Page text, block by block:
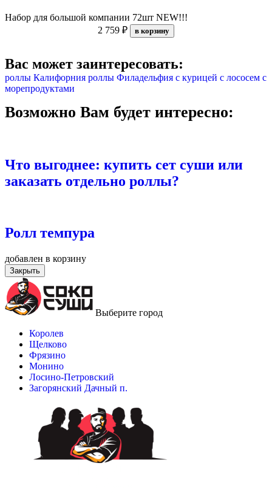
Набор для большой компании 72шт NEW!!!
2 759 ₽
в корзину
Вас может заинтересовать:
роллы Калифорния роллы Филадельфия с курицей с лососем с
морепродуктами
Возможно Вам будет интересно:
Что выгоднее: купить сет суши или
заказать отдельно роллы?
Ролл темпура
добавлен в корзину
Закрыть
Выберите город
Королев
Щелково
Фрязино
Монино
Лосино-Петровский
Загорянский Дачный п.